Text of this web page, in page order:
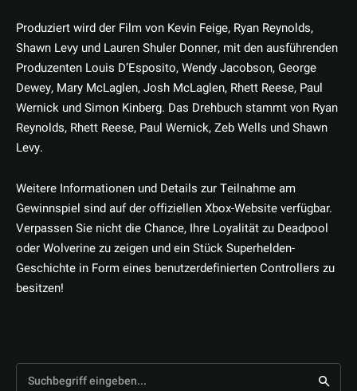
Produziert wird der Film von Kevin Feige, Ryan Reynolds,
Shawn Levy und Lauren Shuler Donner, mit den ausführenden
Produzenten Louis D’Esposito, Wendy Jacobson, George
Dewey, Mary McLaglen, Josh McLaglen, Rhett Reese, Paul
Wernick und Simon Kinberg. Das Drehbuch stammt von Ryan
Reynolds, Rhett Reese, Paul Wernick, Zeb Wells und Shawn
Levy.
Weitere Informationen und Details zur Teilnahme am
Gewinnspiel sind auf der offiziellen Xbox-Website verfügbar.
Verpassen Sie nicht die Chance, Ihre Loyalität zu Deadpool
oder Wolverine zu zeigen und ein Stück Superhelden-
Geschichte in Form eines benutzerdefinierten Controllers zu
besitzen!
Suchbegriff eingeben...